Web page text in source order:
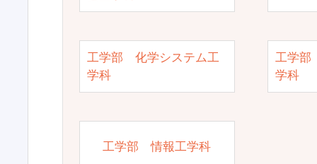
工学部 化学システム工
学科
工学部
学科
工学部 情報工学科